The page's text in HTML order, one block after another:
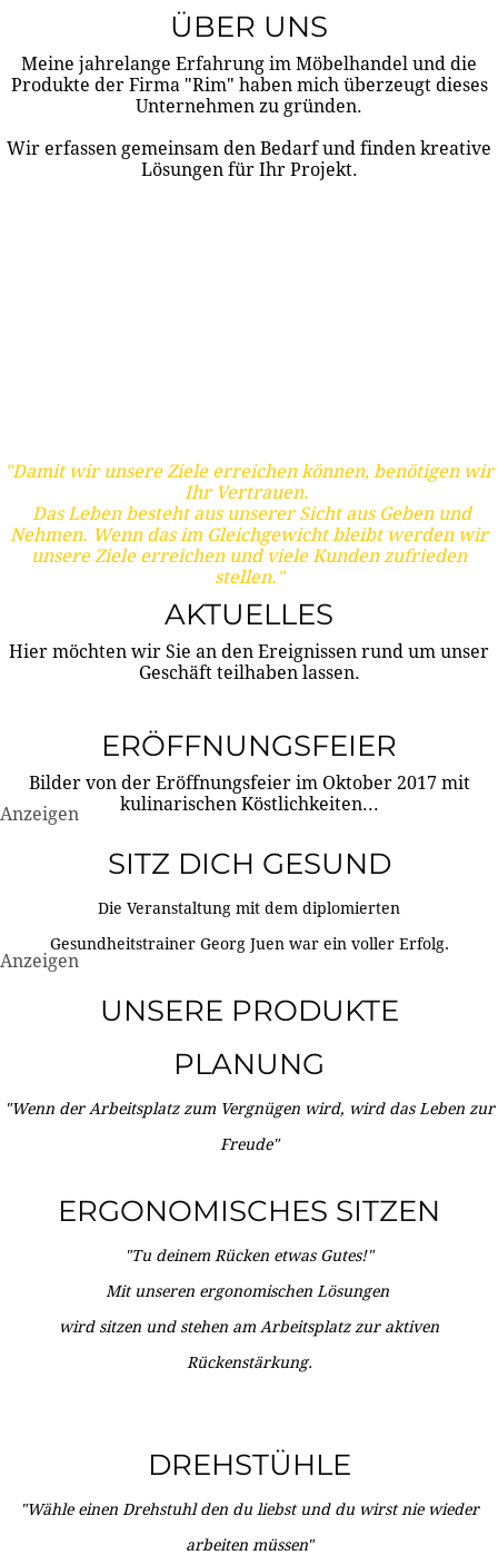
ÜBER UNS
Meine jahrelange Erfahrung im Möbelhandel und die
Produkte der Firma "Rim" haben mich überzeugt dieses
Unternehmen zu gründen.
Wir erfassen gemeinsam den Bedarf und finden kreative
Lösungen für Ihr Projekt.
"Damit wir unsere Ziele erreichen können, benötigen wir
Ihr Vertrauen.
Das Leben besteht aus unserer Sicht aus Geben und
Nehmen. Wenn das im Gleichgewicht bleibt werden wir
unsere Ziele erreichen und viele Kunden zufrieden
stellen."
AKTUELLES
Hier möchten wir Sie an den Ereignissen rund um unser
Geschäft teilhaben lassen.
ERÖFFNUNGSFEIER
Bilder von der Eröffnungsfeier im Oktober 2017 mit
kulinarischen Köstlichkeiten...
Anzeigen
SITZ DICH GESUND
Die Veranstaltung mit dem diplomierten
Gesundheitstrainer Georg Juen war ein voller Erfolg.
Anzeigen
UNSERE PRODUKTE
PLANUNG
"Wenn der Arbeitsplatz zum Vergnügen wird, wird das Leben zur
Freude"
ERGONOMISCHES SITZEN
"Tu deinem Rücken etwas Gutes!"
Mit unseren ergonomischen Lösungen
wird sitzen und stehen am Arbeitsplatz zur aktiven
Rückenstärkung.
DREHSTÜHLE
"Wähle einen Drehstuhl den du liebst und du wirst nie wieder
arbeiten müssen"